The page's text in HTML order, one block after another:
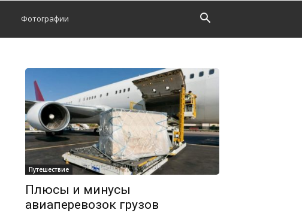
Фотографии
Путешествие
Плюсы и минусы
авиаперевозок грузов